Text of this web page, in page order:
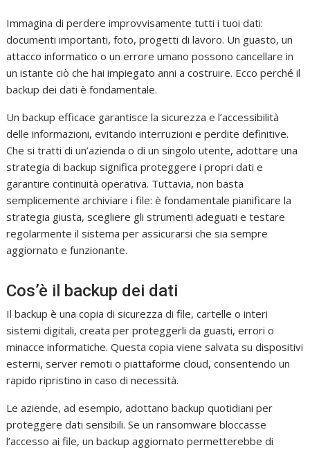
Immagina di perdere improvvisamente tutti i tuoi dati:
documenti importanti, foto, progetti di lavoro. Un guasto, un
attacco informatico o un errore umano possono cancellare in
un istante ciò che hai impiegato anni a costruire. Ecco perché il
backup dei dati è fondamentale.
Un backup efficace garantisce la sicurezza e l’accessibilità
delle informazioni, evitando interruzioni e perdite definitive.
Che si tratti di un’azienda o di un singolo utente, adottare una
strategia di backup significa proteggere i propri dati e
garantire continuità operativa. Tuttavia, non basta
semplicemente archiviare i file: è fondamentale pianificare la
strategia giusta, scegliere gli strumenti adeguati e testare
regolarmente il sistema per assicurarsi che sia sempre
aggiornato e funzionante.
Cos’è il backup dei dati
Il backup è una copia di sicurezza di file, cartelle o interi
sistemi digitali, creata per proteggerli da guasti, errori o
minacce informatiche. Questa copia viene salvata su dispositivi
esterni, server remoti o piattaforme cloud, consentendo un
rapido ripristino in caso di necessità.
Le aziende, ad esempio, adottano backup quotidiani per
proteggere dati sensibili. Se un ransomware bloccasse
l’accesso ai file, un backup aggiornato permetterebbe di